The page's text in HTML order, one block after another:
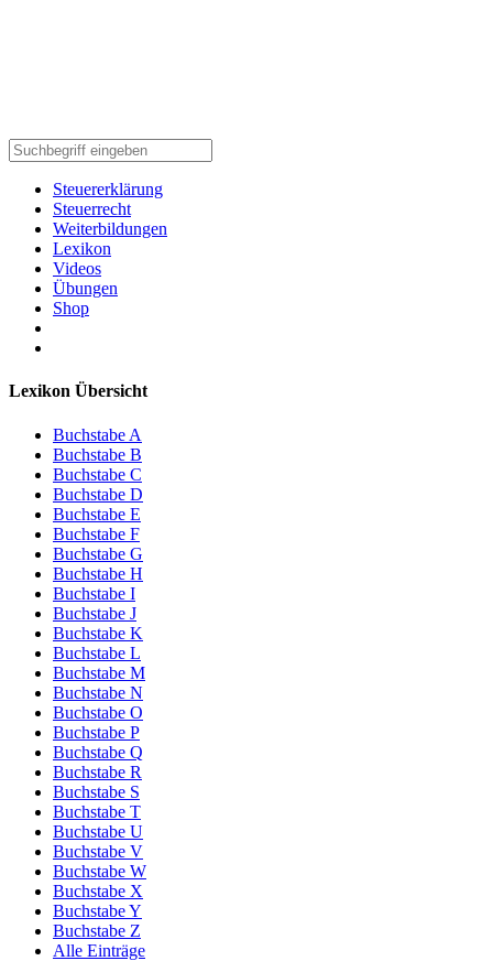
Steuererklärung
Steuerrecht
Weiterbildungen
Lexikon
Videos
Übungen
Shop
Lexikon Übersicht
Buchstabe A
Buchstabe B
Buchstabe C
Buchstabe D
Buchstabe E
Buchstabe F
Buchstabe G
Buchstabe H
Buchstabe I
Buchstabe J
Buchstabe K
Buchstabe L
Buchstabe M
Buchstabe N
Buchstabe O
Buchstabe P
Buchstabe Q
Buchstabe R
Buchstabe S
Buchstabe T
Buchstabe U
Buchstabe V
Buchstabe W
Buchstabe X
Buchstabe Y
Buchstabe Z
Alle Einträge